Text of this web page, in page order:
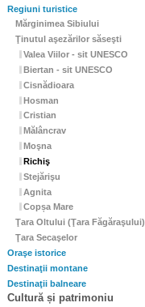
Regiuni turistice
Mărginimea Sibiului
Ţinutul aşezărilor săseşti
Valea Viilor - sit UNESCO
Biertan - sit UNESCO
Cisnădioara
Hosman
Cristian
Mălâncrav
Moşna
Richiş
Stejărişu
Agnita
Copșa Mare
Ţara Oltului (Ţara Făgăraşului)
Ţara Secaşelor
Oraşe istorice
Destinaţii montane
Destinaţii balneare
Cultură și patrimoniu